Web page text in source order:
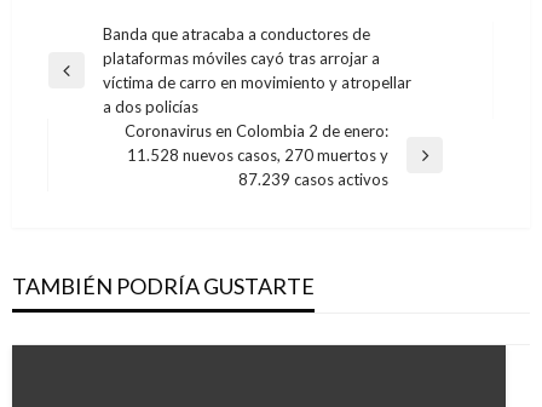
Navegación
de
entradas
Entrada
Banda que atracaba a conductores de
plataformas móviles cayó tras arrojar a
víctima de carro en movimiento y atropellar
a dos policías
Coronavirus en Colombia 2 de enero:
11.528 nuevos casos, 270 muertos y
87.239 casos activos
TAMBIÉN PODRÍA GUSTARTE